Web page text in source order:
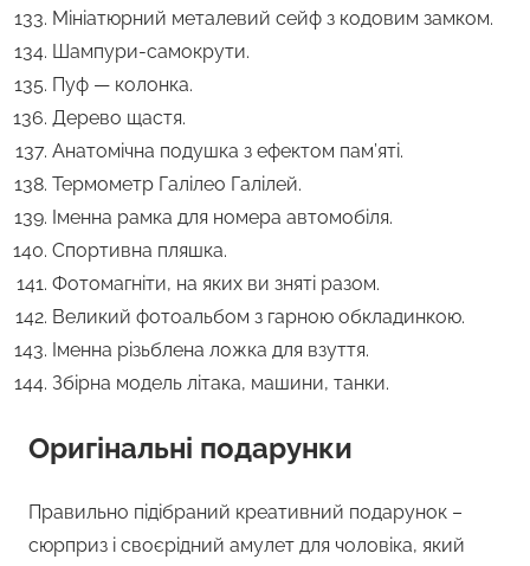
Мініатюрний металевий сейф з кодовим замком.
Шампури-самокрути.
Пуф — колонка.
Дерево щастя.
Анатомічна подушка з ефектом пам’яті.
Термометр Галілео Галілей.
Іменна рамка для номера автомобіля.
Спортивна пляшка.
Фотомагніти, на яких ви зняті разом.
Великий фотоальбом з гарною обкладинкою.
Іменна різьблена ложка для взуття.
Збірна модель літака, машини, танки.
Оригінальні подарунки
Правильно підібраний креативний подарунок –
сюрприз і своєрідний амулет для чоловіка, який